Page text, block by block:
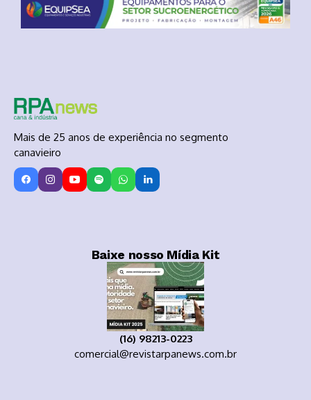
Mais de 25 anos de experiência no segmento
canavieiro
Baixe nosso Mídia Kit
(16) 98213-0223
comercial@revistarpanews.com.br